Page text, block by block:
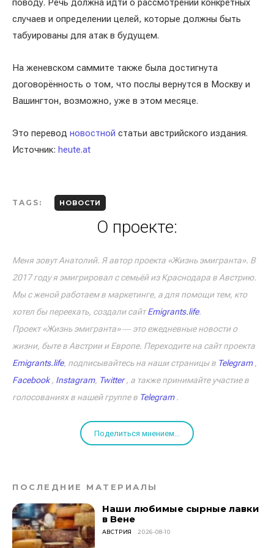
поводу. Речь должна идти о рассмотрении конкретных
случаев и определении целей, которые должны быть
табуированы для атак в будущем.
На женевском саммите также была достигнута
договорённость о том, что послы вернутся в Москву и
Вашингтон, возможно, уже в этом месяце.
Это перевод новостной статьи австрийского издания.
Источник: heute.at
TAGS: НОВОСТИ
О проекте:
Меня зовут Анатолий. Я автор проекта «Жизнь эмигранта». В
2017 году я эмигрировал с семьёй из Краснодара в Австрию.
Мы с женой работаем в маркетинге, а для помощи тем, кто
хотел бы переехать, создали сайтEmigrants.life.
Проект «Жизнь эмигранта» ― это ежедневные новости о
жизни, быте в Австрии и Европе. Переходите на сайт проекта
Emigrants.life, подписывайтесь на наши страницы в Telegram,
Facebook, Instagram, Twitter, а также принимайте участие в
голосованиях в нашей группе в Telegram.
Поделиться мнением...
ПОСЛЕДНИЕ МАТЕРИАЛЫ
Наши любимые сырные лавки
в Вене
АВСТРИЯ 2026-08-10